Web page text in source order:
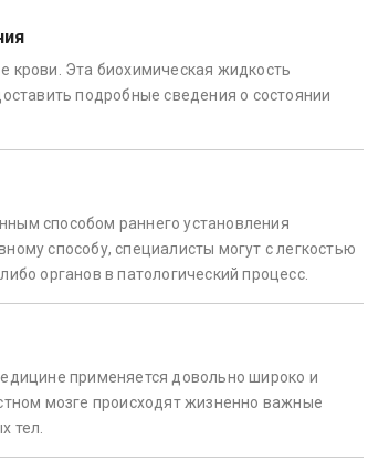
крови. Эта биохимическая жидкость
подробные сведения о состоянии
способом раннего установления
способу, специалисты могут с легкостью
органов в патологический процесс.
применяется довольно широко и
мозге происходят жизненно важные
тел.